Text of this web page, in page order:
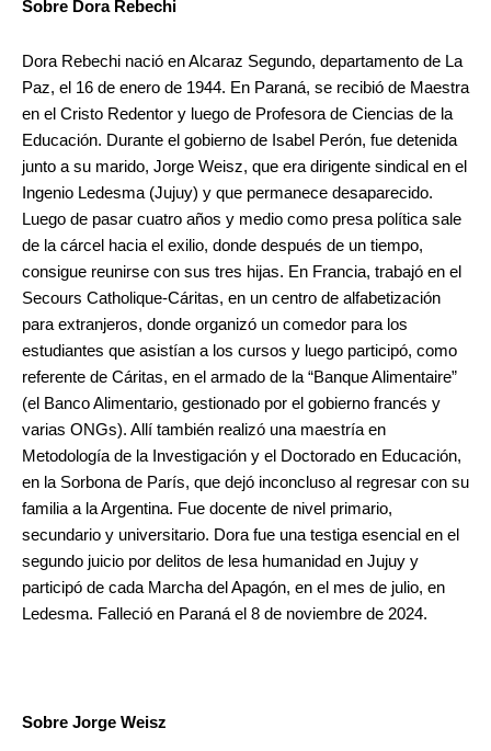
Sobre Dora Rebechi
Dora Rebechi nació en Alcaraz Segundo, departamento de La
Paz, el 16 de enero de 1944. En Paraná, se recibió de Maestra
en el Cristo Redentor y luego de Profesora de Ciencias de la
Educación. Durante el gobierno de Isabel Perón, fue detenida
junto a su marido, Jorge Weisz, que era dirigente sindical en el
Ingenio Ledesma (Jujuy) y que permanece desaparecido.
Luego de pasar cuatro años y medio como presa política sale
de la cárcel hacia el exilio, donde después de un tiempo,
consigue reunirse con sus tres hijas. En Francia, trabajó en el
Secours Catholique-Cáritas, en un centro de alfabetización
para extranjeros, donde organizó un comedor para los
estudiantes que asistían a los cursos y luego participó, como
referente de Cáritas, en el armado de la “Banque Alimentaire”
(el Banco Alimentario, gestionado por el gobierno francés y
varias ONGs). Allí también realizó una maestría en
Metodología de la Investigación y el Doctorado en Educación,
en la Sorbona de París, que dejó inconcluso al regresar con su
familia a la Argentina. Fue docente de nivel primario,
secundario y universitario. Dora fue una testiga esencial en el
segundo juicio por delitos de lesa humanidad en Jujuy y
participó de cada Marcha del Apagón, en el mes de julio, en
Ledesma. Falleció en Paraná el 8 de noviembre de 2024.
Sobre Jorge Weisz